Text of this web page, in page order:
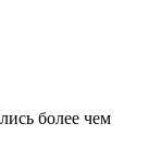
более чем